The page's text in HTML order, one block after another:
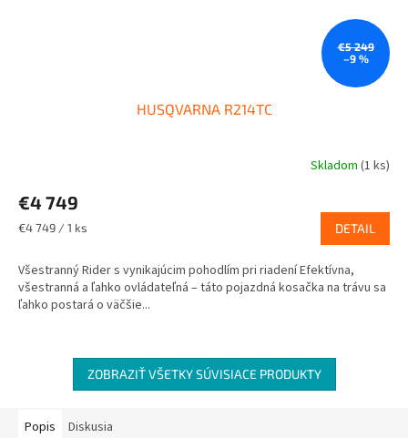
€5 249
–9 %
HUSQVARNA R214TC
Skladom (1 ks)
€4 749
Jednotková
€4 749 / 1 ks DETAIL
Všestranný Rider s vynikajúcim pohodlím pri riadení Efektívna,
všestranná a ľahko ovládateľná – táto pojazdná kosačka na trávu sa
ľahko postará o väčšie...
ZOBRAZIŤ VŠETKY SÚVISIACE PRODUKTY
Popis Diskusia